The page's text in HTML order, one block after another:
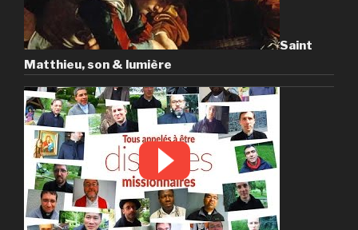
Saint
Matthieu, son & lumière